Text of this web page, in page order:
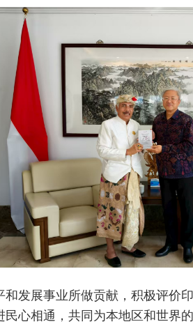
发展事业所做贡献，积极评价
心相通，共同为本地区和世界